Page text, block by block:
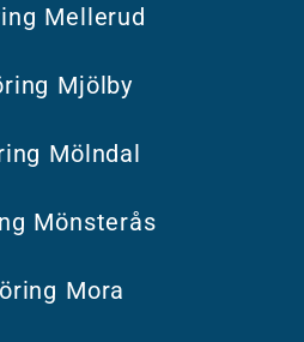
Mellerud
Mjölby
Mölndal
Mönsterås
Mora